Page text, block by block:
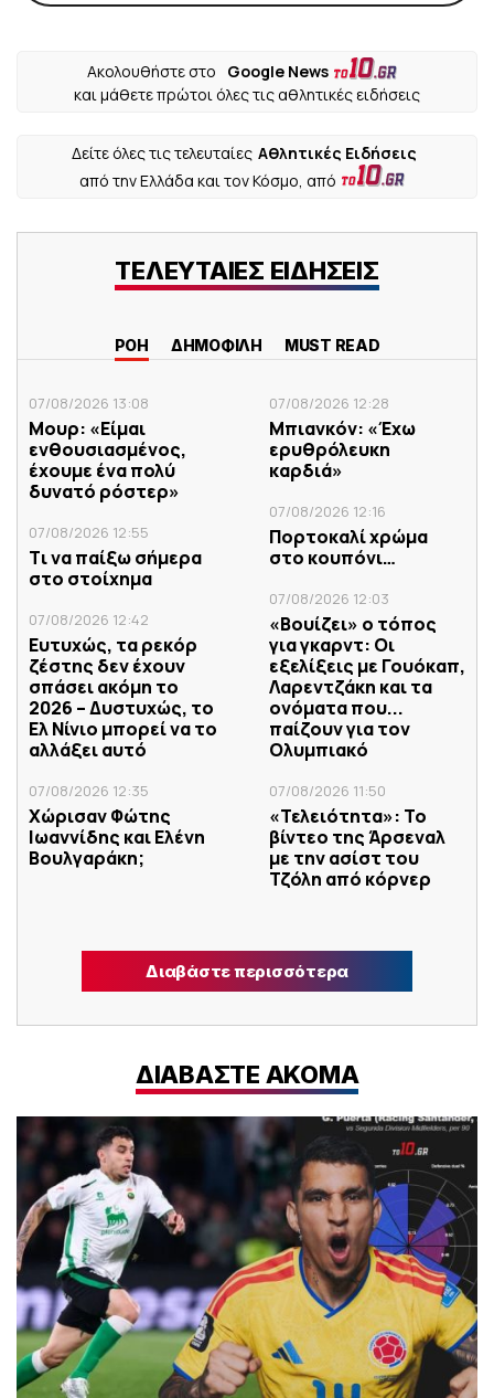
Ακολουθήστε στο
Google News
και μάθετε πρώτοι όλες τις αθλητικές ειδήσεις
Δείτε όλες τις τελευταίες Αθλητικές Ειδήσεις
από την Ελλάδα και τον Κόσμο, από
ΤΕΛΕΥΤΑΙΕΣ ΕΙΔΗΣΕΙΣ
ΡΟΗ ΔΗΜΟΦΙΛΗ MUST READ
07/08/2026 13:08
Μουρ: «Είμαι
ενθουσιασμένος,
έχουμε ένα πολύ
δυνατό ρόστερ»
07/08/2026 12:55
Tι να παίξω σήμερα
στο στοίχημα
07/08/2026 12:42
Ευτυχώς, τα ρεκόρ
ζέστης δεν έχουν
σπάσει ακόμη το
2026 – Δυστυχώς, το
Ελ Νίνιο μπορεί να το
αλλάξει αυτό
07/08/2026 12:35
Χώρισαν Φώτης
Ιωαννίδης και Ελένη
Βουλγαράκη;
07/08/2026 12:28
Μπιανκόν: «Έχω
ερυθρόλευκη
καρδιά»
07/08/2026 12:16
Πορτοκαλί χρώμα
στο κουπόνι…
07/08/2026 12:03
«Βουίζει» ο τόπος
για γκαρντ: Οι
εξελίξεις με Γουόκαπ,
Λαρεντζάκη και τα
ονόματα που...
παίζουν για τον
Ολυμπιακό
07/08/2026 11:50
«Τελειότητα»: Το
βίντεο της Άρσεναλ
με την ασίστ του
Τζόλη από κόρνερ
Διαβάστε περισσότερα
ΔΙΑΒΑΣΤΕ ΑΚΟΜΑ